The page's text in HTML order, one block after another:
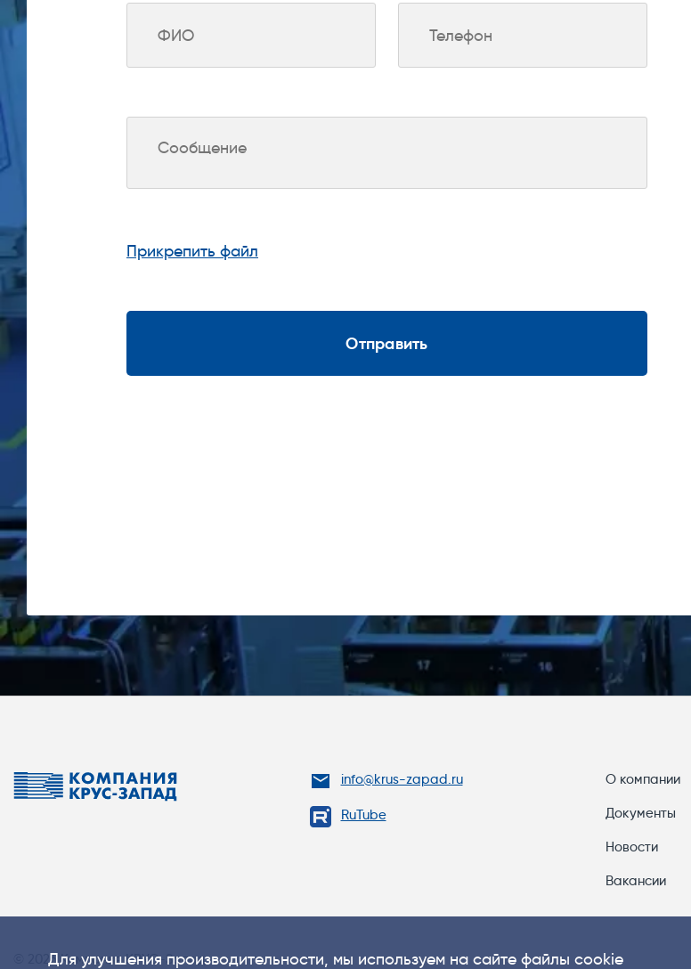
Прикрепить файл
Отправить
info@krus-zapad.ru
RuTube
О компании
Документы
Новости
Вакансии
© 2026 Компания КРУС-Запад
Для улучшения производительности, мы используем на сайте файлы cookie